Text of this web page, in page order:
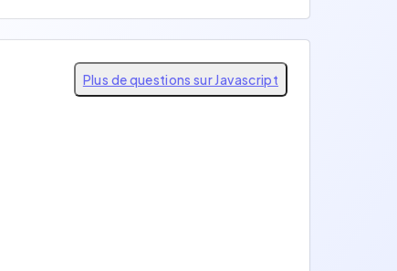
Plus de questions sur Javascript